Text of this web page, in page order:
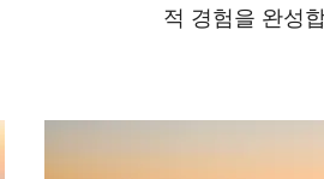
적 경험을 완성